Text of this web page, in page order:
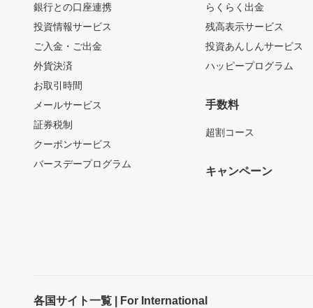
銀行との口座連携
投資情報サービス
ご入金・ご出金
外貨決済
お取引時間
メールサービス
証券税制
クーポンサービス
バースデープログラム
らくらく出金
残高表示サービス
投資あんしんサービス
ハッピープログラム
手数料
超割コース
キャンペーン
各国サイト一覧 | For International